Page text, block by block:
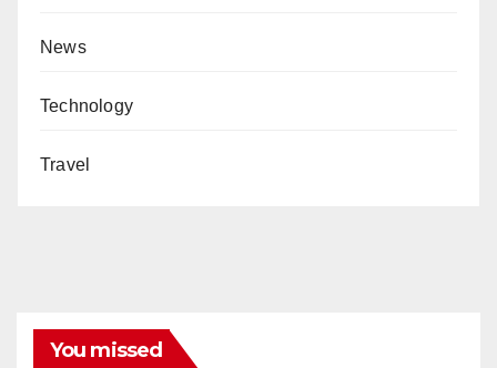
News
Technology
Travel
You missed